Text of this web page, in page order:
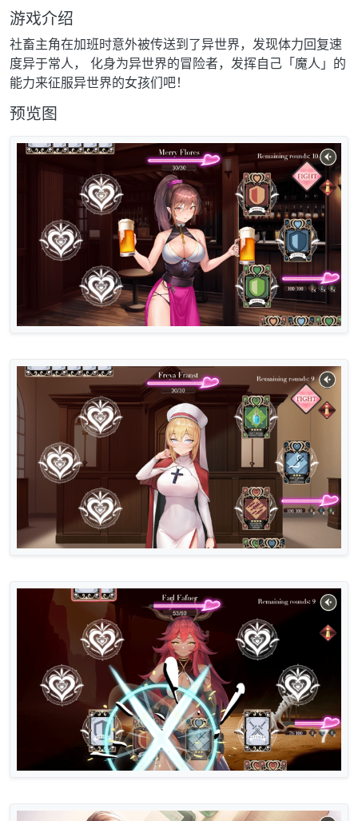
游戏介绍
社畜主角在加班时意外被传送到了异世界，发现体力回复速
度异于常人， 化身为异世界的冒险者，发挥自己「魔人」的
能力来征服异世界的女孩们吧！
预览图